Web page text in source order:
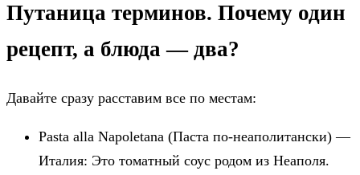
Путаница терминов. Почему один
рецепт, а блюда — два?
Давайте сразу расставим все по местам:
Pasta alla Napoletana (Паста по-неаполитански) —
Италия: Это томатный соус родом из Неаполя.